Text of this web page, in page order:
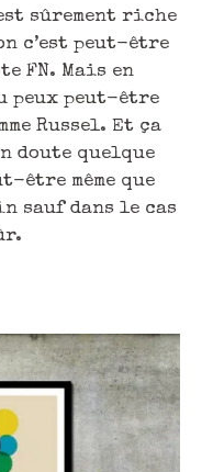
sûrement riche
c’est peut-être
FN. Mais en
peux peut-être
Russel. Et ça
doute quelque
être même que
sauf dans le cas